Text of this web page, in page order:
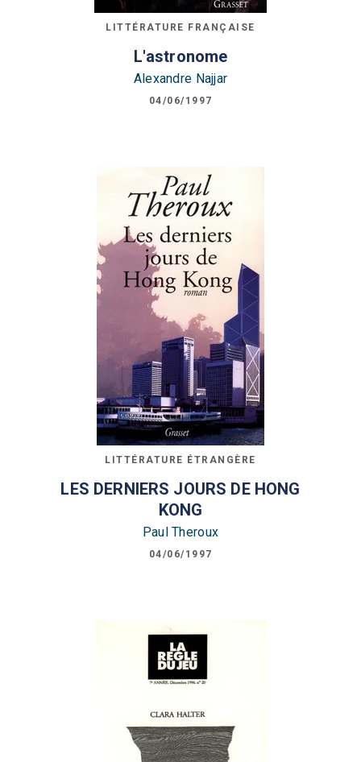
LITTÉRATURE FRANÇAISE
L'astronome
Alexandre Najjar
04/06/1997
LITTÉRATURE ÉTRANGÈRE
LES DERNIERS JOURS DE HONG
KONG
Paul Theroux
04/06/1997